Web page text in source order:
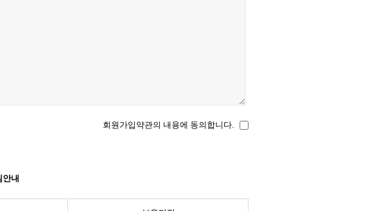
회원가입약관의 내용에 동의합니다.
안내